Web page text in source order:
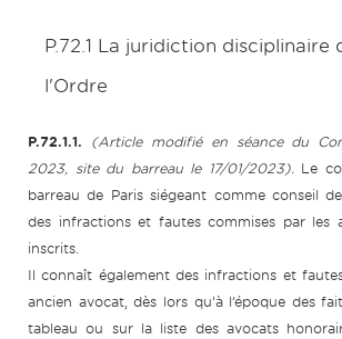
P.72.1 La juridiction disciplinaire
l'Ordre
P.72.1.1.
(Article modifié en séance du
2023, site du barreau le 17/01/2023).Le
barreau de Paris siégeant comme conseil
des infractions et fautes commises par les
inscrits.
Il connaît également des infractions et
ancien avocat, dès lors qu’à l’époque des
tableau ou sur la liste des avocats